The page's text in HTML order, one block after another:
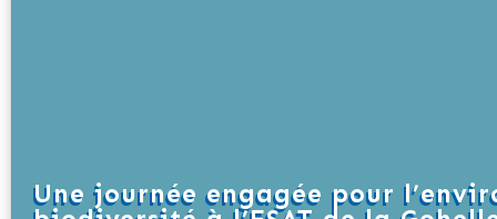
Une journée engagée pour